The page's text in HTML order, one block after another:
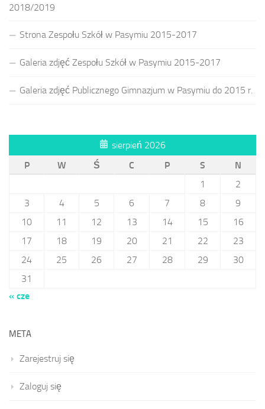
2018/2019
Strona Zespołu Szkół w Pasymiu 2015-2017
Galeria zdjęć Zespołu Szkół w Pasymiu 2015-2017
Galeria zdjęć Publicznego Gimnazjum w Pasymiu do 2015 r.
sierpień 2026
P
W Ś C P S
N
1
2
3
4 5 6 7 8
9
10
11 12 13 14 15
16
17
18 19 20 21 22
23
24
25 26 27 28 29
30
31
« cze
META
Zarejestruj się
Zaloguj się